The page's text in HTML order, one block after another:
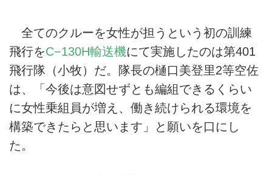
全てのクルーを女性が担うという初の訓練
飛行をC−130H輸送機にて実施したのは第401
飛行隊（小牧）だ。隊長の樋口美登里2等空佐
は、「今後は意図せずとも編組できるくらい
に女性乗組員が増え、働き続けられる環境を
構築できたらと思います」と願いを口にし
た。